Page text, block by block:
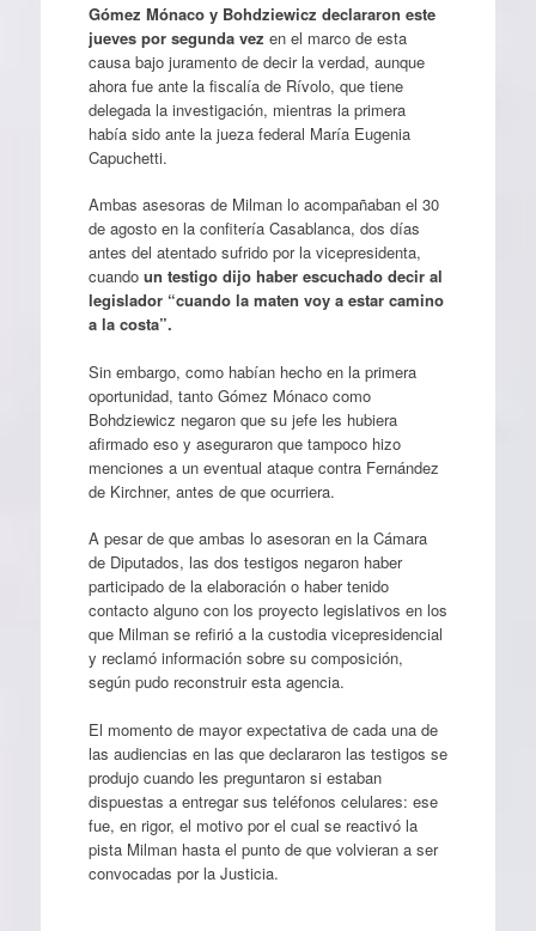
Gómez Mónaco y Bohdziewicz declararon este
jueves por segunda vez en el marco de esta
causa bajo juramento de decir la verdad, aunque
ahora fue ante la fiscalía de Rívolo, que tiene
delegada la investigación, mientras la primera
había sido ante la jueza federal María Eugenia
Capuchetti.
Ambas asesoras de Milman lo acompañaban el 30
de agosto en la confitería Casablanca, dos días
antes del atentado sufrido por la vicepresidenta,
cuando un testigo dijo haber escuchado decir al
legislador “cuando la maten voy a estar camino
a la costa”.
Sin embargo, como habían hecho en la primera
oportunidad, tanto Gómez Mónaco como
Bohdziewicz negaron que su jefe les hubiera
afirmado eso y aseguraron que tampoco hizo
menciones a un eventual ataque contra Fernández
de Kirchner, antes de que ocurriera.
A pesar de que ambas lo asesoran en la Cámara
de Diputados, las dos testigos negaron haber
participado de la elaboración o haber tenido
contacto alguno con los proyecto legislativos en los
que Milman se refirió a la custodia vicepresidencial
y reclamó información sobre su composición,
según pudo reconstruir esta agencia.
El momento de mayor expectativa de cada una de
las audiencias en las que declararon las testigos se
produjo cuando les preguntaron si estaban
dispuestas a entregar sus teléfonos celulares: ese
fue, en rigor, el motivo por el cual se reactivó la
pista Milman hasta el punto de que volvieran a ser
convocadas por la Justicia.